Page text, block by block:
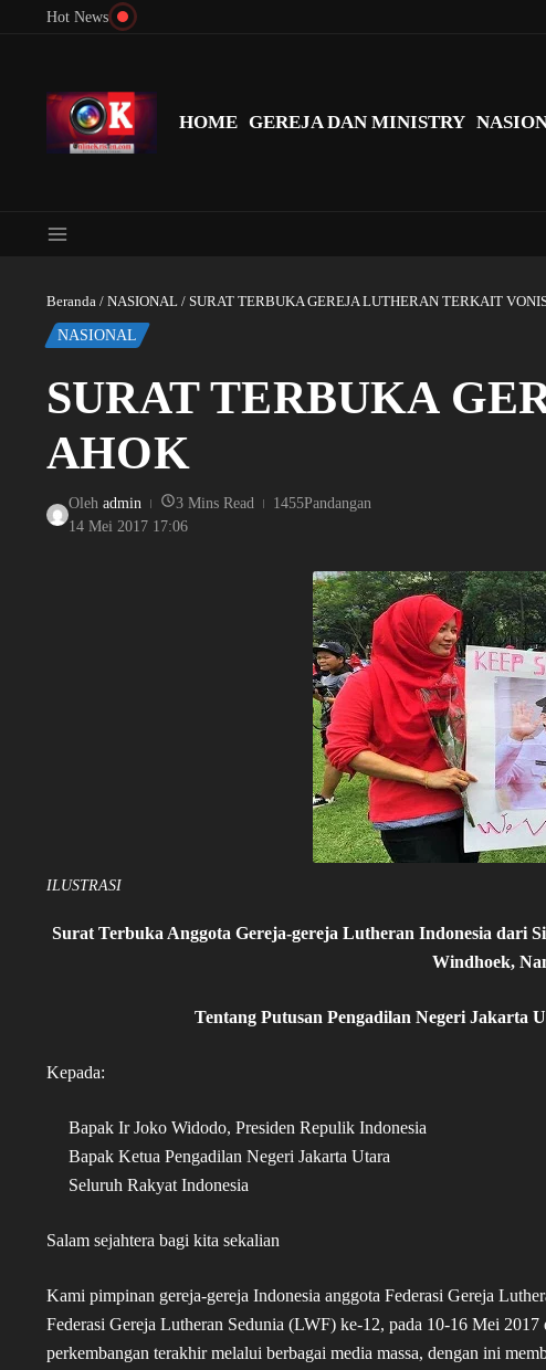
Lewati ke konten
Hot News
HOME GEREJA DAN MINISTRY
Beranda / NASIONAL / SURAT TERBUKA GEREJA LUTHERAN TERKAIT
NASIONAL
SURAT TERBUKA
AHOK
Oleh admin 3 Mins Read
1455Pandangan
14 Mei 2017 17:06
ILUSTRASI
Surat Terbuka Anggota Gereja-gereja Lutheran Indonesia dari
Windhoek,
Tentang Putusan Pengadilan Negeri Jakarta
Kepada:
Bapak Ir Joko Widodo, Presiden Repulik Indonesia
Bapak Ketua Pengadilan Negeri Jakarta Utara
Seluruh Rakyat Indonesia
Salam sejahtera bagi kita sekalian
Kami pimpinan gereja-gereja Indonesia anggota Federasi Gereja
Federasi Gereja Lutheran Sedunia (LWF) ke-12, pada 10-16 Mei
perkembangan terakhir melalui berbagai media massa, dengan ini